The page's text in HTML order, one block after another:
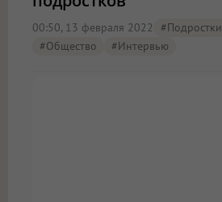
00:50, 13 февраля 2022 #подростки
#Общество
#интервью